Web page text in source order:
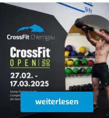
weiterlesen